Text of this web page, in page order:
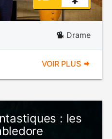
Drame
VOIR PLUS
: les